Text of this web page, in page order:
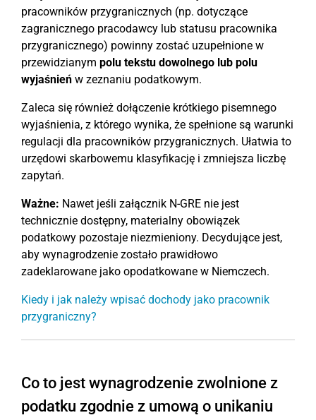
pracowników przygranicznych (np. dotyczące
zagranicznego pracodawcy lub statusu pracownika
przygranicznego) powinny zostać uzupełnione w
przewidzianym polu tekstu dowolnego lub polu
wyjaśnień w zeznaniu podatkowym.
Zaleca się również dołączenie krótkiego pisemnego
wyjaśnienia, z którego wynika, że spełnione są warunki
regulacji dla pracowników przygranicznych. Ułatwia to
urzędowi skarbowemu klasyfikację i zmniejsza liczbę
zapytań.
Ważne: Nawet jeśli załącznik N-GRE nie jest
technicznie dostępny, materialny obowiązek
podatkowy pozostaje niezmieniony. Decydujące jest,
aby wynagrodzenie zostało prawidłowo
zadeklarowane jako opodatkowane w Niemczech.
Kiedy i jak należy wpisać dochody jako pracownik
przygraniczny?
Co to jest wynagrodzenie zwolnione z
podatku zgodnie z umową o unikaniu